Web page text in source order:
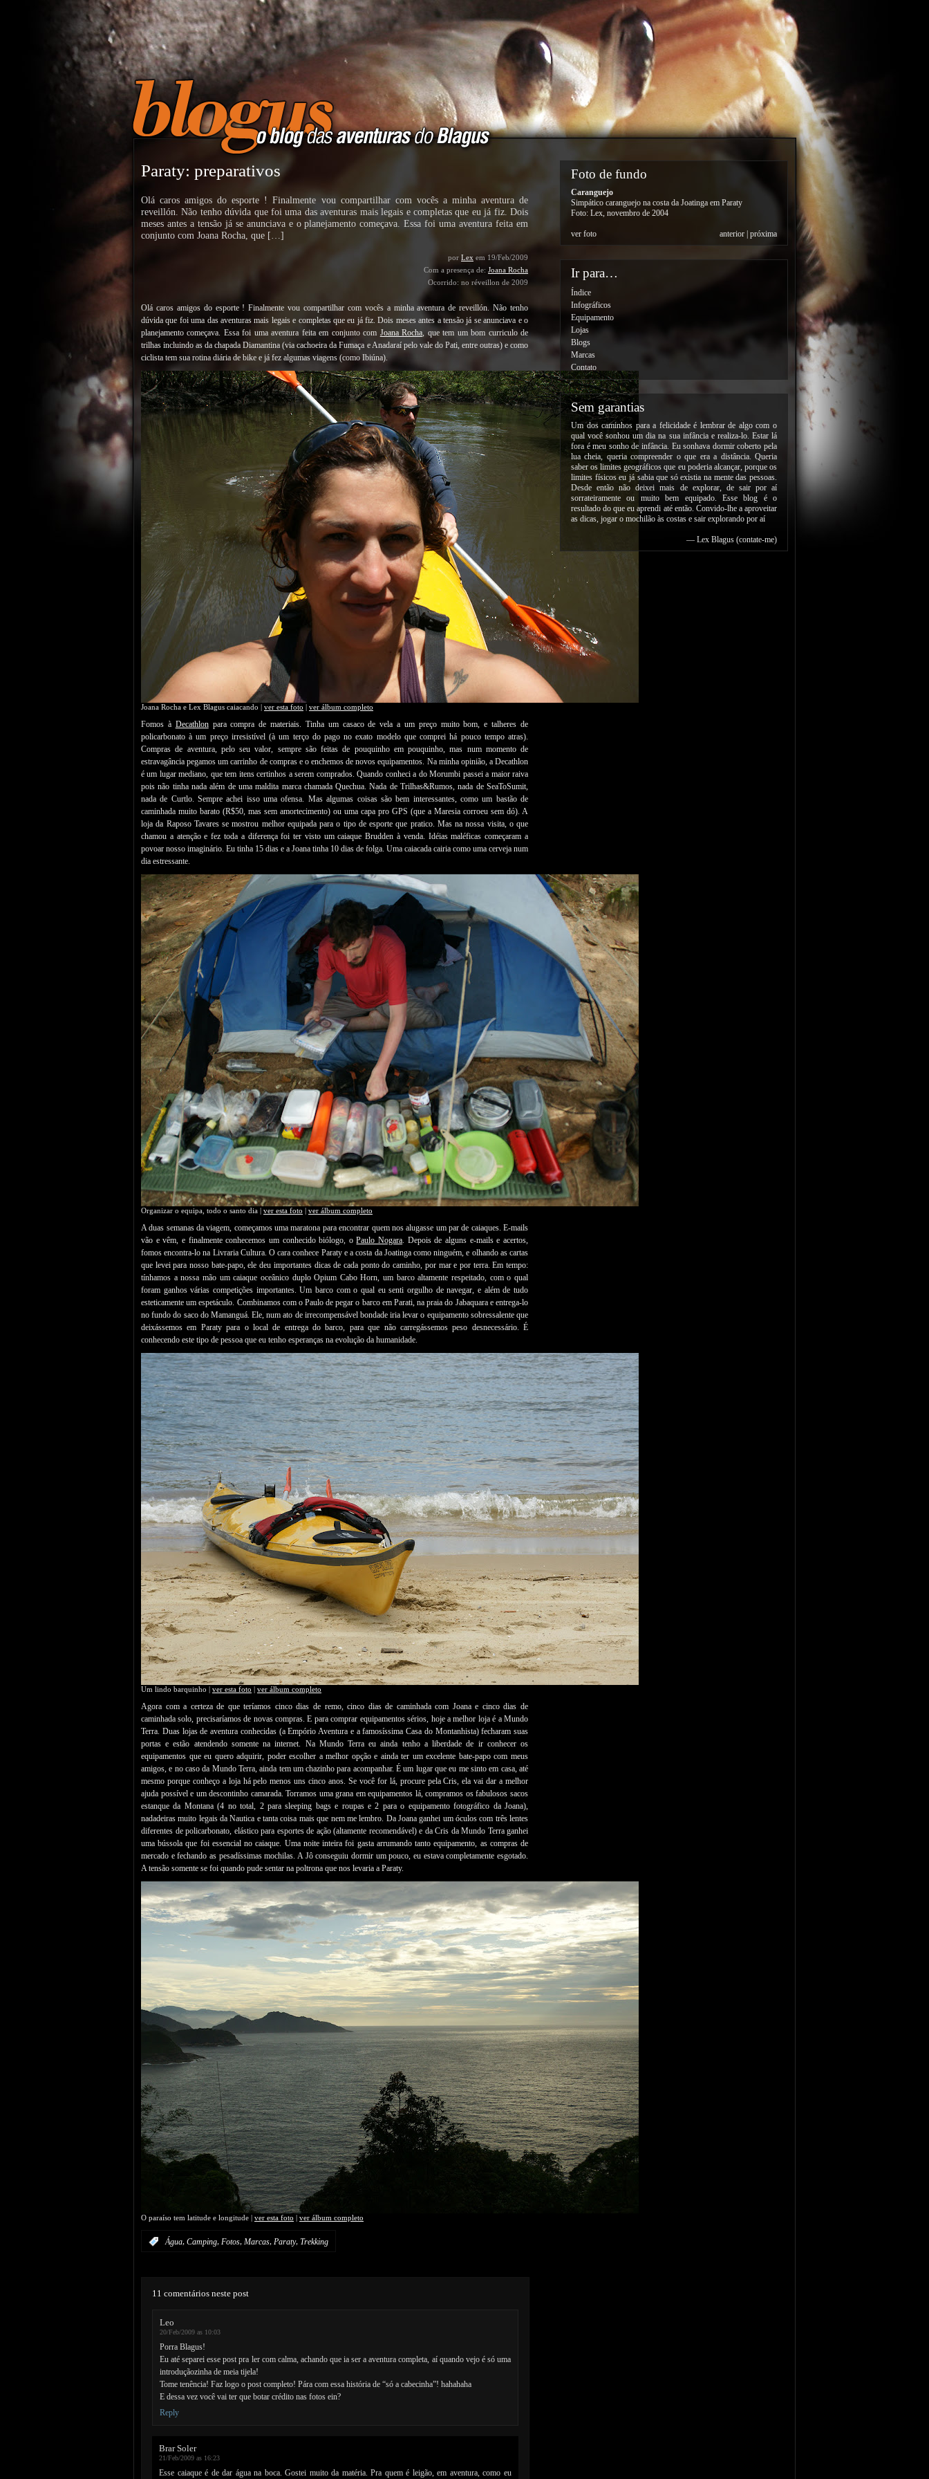
Paraty: preparativos
Olá caros amigos do esporte ! Finalmente vou compartilhar com vocês a minha aventura de
reveillón. Não tenho dúvida que foi uma das aventuras mais legais e completas que eu já fiz. Dois
meses antes a tensão já se anunciava e o planejamento começava. Essa foi uma aventura feita em
conjunto com Joana Rocha, que […]
por Lex em 19/Feb/2009
Com a presença de: Joana Rocha
Ocorrido: no réveillon de 2009
Olá caros amigos do esporte ! Finalmente vou compartilhar com vocês a minha aventura de reveillón. Não tenho
dúvida que foi uma das aventuras mais legais e completas que eu já fiz. Dois meses antes a tensão já se anunciava e o
planejamento começava. Essa foi uma aventura feita em conjunto com Joana Rocha, que tem um bom curriculo de
trilhas incluindo as da chapada Diamantina (via cachoeira da Fumaça e Anadaraí pelo vale do Pati, entre outras) e como
ciclista tem sua rotina diária de bike e já fez algumas viagens (como Ibiúna).
Joana Rocha e Lex Blagus caiacando | ver esta foto | ver álbum completo
Fomos à Decathlonpara compra de materiais. Tinha um casaco de vela a um preço muito bom, e talheres de
policarbonato à um preço irresistível (à um terço do pago no exato modelo que comprei há pouco tempo atras).
Compras de aventura, pelo seu valor, sempre são feitas de pouquinho em pouquinho, mas num momento de
estravagância pegamos um carrinho de compras e o enchemos de novos equipamentos. Na minha opinião, a Decathlon
é um lugar mediano, que tem itens certinhos a serem comprados. Quando conheci a do Morumbi passei a maior raiva
pois não tinha nada além de uma maldita marca chamada Quechua. Nada de Trilhas&Rumos, nada de SeaToSumit,
nada de Curtlo. Sempre achei isso uma ofensa. Mas algumas coisas são bem interessantes, como um bastão de
caminhada muito barato (R$50, mas sem amortecimento) ou uma capa pro GPS (que a Maresia corroeu sem dó). A
loja da Raposo Tavares se mostrou melhor equipada para o tipo de esporte que pratico. Mas na nossa visita, o que
chamou a atenção e fez toda a diferença foi ter visto um caiaque Brudden à venda. Idéias maléficas começaram a
povoar nosso imaginário. Eu tinha 15 dias e a Joana tinha 10 dias de folga. Uma caiacada cairia como uma cerveja num
dia estressante.
Organizar o equipa, todo o santo dia | ver esta foto | ver álbum completo
A duas semanas da viagem, começamos uma maratona para encontrar quem nos alugasse um par de caiaques. E-mails
vão e vêm, e finalmente conhecemos um conhecido biólogo, oPaulo Nogara. Depois de alguns e-mails e acertos,
fomos encontra-lo na Livraria Cultura. O cara conhece Paraty e a costa da Joatinga como ninguém, e olhando as cartas
que levei para nosso bate-papo, ele deu importantes dicas de cada ponto do caminho, por mar e por terra. Em tempo:
tínhamos a nossa mão um caiaque oceânico duplo Opium Cabo Horn, um barco altamente respeitado, com o qual
foram ganhos várias competições importantes. Um barco com o qual eu senti orgulho de navegar, e além de tudo
esteticamente um espetáculo. Combinamos com o Paulo de pegar o barco em Parati, na praia do Jabaquara e entrega-lo
no fundo do saco do Mamanguá. Ele, num ato de irrecompensável bondade iria levar o equipamento sobressalente que
deixássemos em Paraty para o local de entrega do barco, para que não carregássemos peso desnecessário. É
conhecendo este tipo de pessoa que eu tenho esperanças na evolução da humanidade.
Um lindo barquinho | ver esta foto | ver álbum completo
Agora com a certeza de que teríamos cinco dias de remo, cinco dias de caminhada com Joana e cinco dias de
caminhada solo, precisaríamos de novas compras. E para comprar equipamentos sérios, hoje a melhor loja é a Mundo
Terra. Duas lojas de aventura conhecidas (a Empório Aventura e a famosíssima Casa do Montanhista) fecharam suas
portas e estão atendendo somente na internet. Na Mundo Terra eu ainda tenho a liberdade de ir conhecer os
equipamentos que eu quero adquirir, poder escolher a melhor opção e ainda ter um excelente bate-papo com meus
amigos, e no caso da Mundo Terra, ainda tem um chazinho para acompanhar. É um lugar que eu me sinto em casa, até
mesmo porque conheço a loja há pelo menos uns cinco anos. Se você for lá, procure pela Cris, ela vai dar a melhor
ajuda possível e um descontinho camarada. Torramos uma grana em equipamentos lá, compramos os fabulosos sacos
estanque da Montana (4 no total, 2 para sleeping bags e roupas e 2 para o equipamento fotográfico da Joana),
nadadeiras muito legais da Nautica e tanta coisa mais que nem me lembro. Da Joana ganhei um óculos com três lentes
diferentes de policarbonato, elástico para esportes de ação (altamente recomendável) e da Cris da Mundo Terra ganhei
uma bússola que foi essencial no caiaque. Uma noite inteira foi gasta arrumando tanto equipamento, as compras de
mercado e fechando as pesadíssimas mochilas. A Jô conseguiu dormir um pouco, eu estava completamente esgotado.
A tensão somente se foi quando pude sentar na poltrona que nos levaria a Paraty.
O paraíso tem latitude e longitude | ver esta foto | ver álbum completo
:Água, Camping, Fotos, Marcas, Paraty, Trekking
11 comentários neste post
Leo
20/Feb/2009 as 10:03
Porra Blagus!
Eu até separei esse post pra ler com calma, achando que ia ser a aventura completa, aí quando vejo é só uma
introduçãozinha de meia tijela!
Tome tenência! Faz logo o post completo! Pára com essa história de “só a cabecinha”! hahahaha
E dessa vez você vai ter que botar crédito nas fotos ein?
Reply
Brar Soler
21/Feb/2009 as 16:23
Esse caiaque é de dar água na boca. Gostei muito da matéria. Pra quem é leigão, em aventura, como eu
Foto de fundo
Caranguejo
Simpático caranguejo na costa da Joatinga em Paraty
Foto: Lex, novembro de 2004
ver foto anterior próxima
Ir para…
Índice
Infográficos
Equipamento
Lojas
Blogs
Marcas
Contato
Sem garantias
Um dos caminhos para a felicidade é lembrar de algo com o
qual você sonhou um dia na sua infância e realiza-lo. Estar lá
fora é meu sonho de infância. Eu sonhava dormir coberto pela
lua cheia, queria compreender o que era a distância. Queria
saber os limites geográficos que eu poderia alcançar, porque os
limites físicos eu já sabia que só existia na mente das pessoas.
Desde então não deixei mais de explorar, de sair por aí
sorrateiramente ou muito bem equipado. Esse blog é o
resultado do que eu aprendi até então. Convido-lhe a aproveitar
as dicas, jogar o mochilão às costas e sair explorando por aí
— Lex Blagus (contate-me)